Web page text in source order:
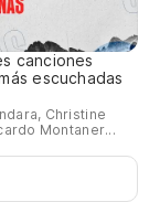
canciones
escuchadas
Christine
Montaner...